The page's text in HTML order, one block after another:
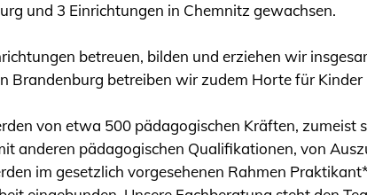
und 3 Einrichtungen in Chemnitz gewachsen.
betreuen, bilden und erziehen wir
Brandenburg betreiben wir zudem Horte für Kinder
von etwa 500 pädagogischen Kräften,
anderen pädagogischen Qualifikationen, von
im gesetzlich vorgesehenen Rahmen